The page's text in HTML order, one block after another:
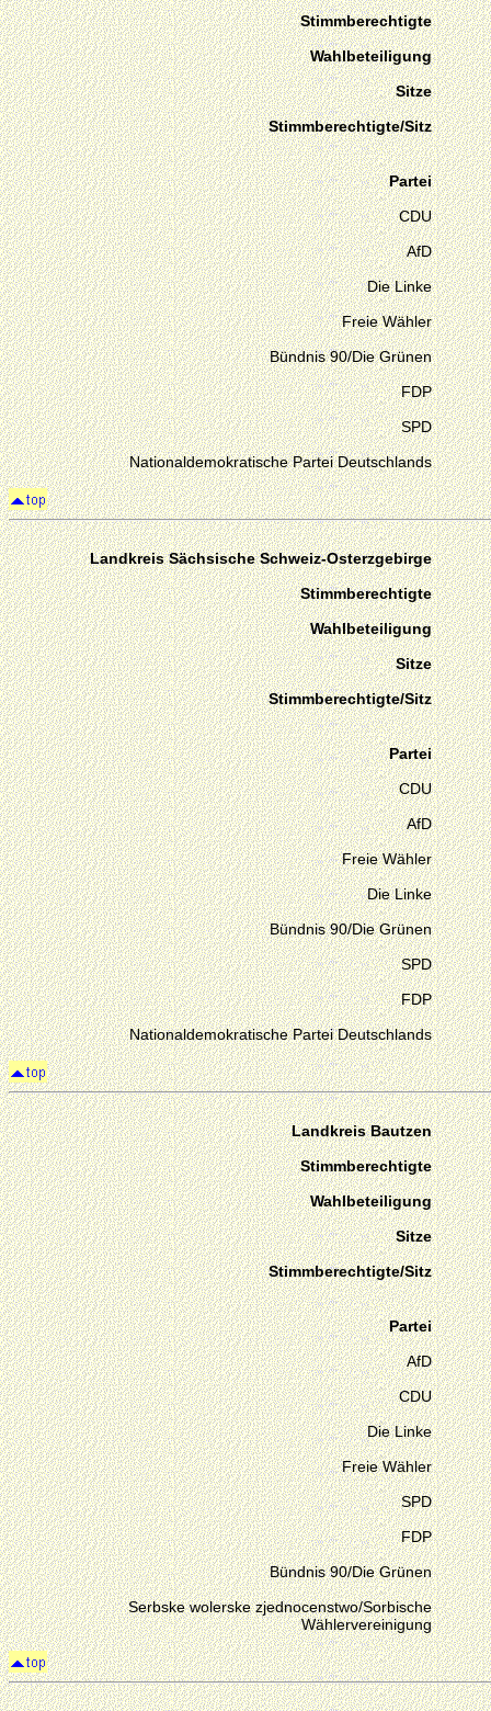
Stimmberechtigte
Wahlbeteiligung
Sitze
Stimmberechtigte/Sitz
Partei
CDU
AfD
Die Linke
Freie Wähler
Bündnis 90/Die Grünen
FDP
SPD
Nationaldemokratische Partei Deutschlands
Landkreis Sächsische Schweiz-Osterzgebirge
Stimmberechtigte
Wahlbeteiligung
Sitze
Stimmberechtigte/Sitz
Partei
CDU
AfD
Freie Wähler
Die Linke
Bündnis 90/Die Grünen
SPD
FDP
Nationaldemokratische Partei Deutschlands
Landkreis Bautzen
Stimmberechtigte
Wahlbeteiligung
Sitze
Stimmberechtigte/Sitz
Partei
AfD
CDU
Die Linke
Freie Wähler
SPD
FDP
Bündnis 90/Die Grünen
Serbske wolerske zjednocenstwo/Sorbische
Wählervereinigung